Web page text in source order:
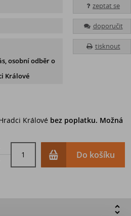
zeptat se
doporučit
tisknout
osobní odběr o
Králové
Králové bez poplatku. Možná
Do košíku